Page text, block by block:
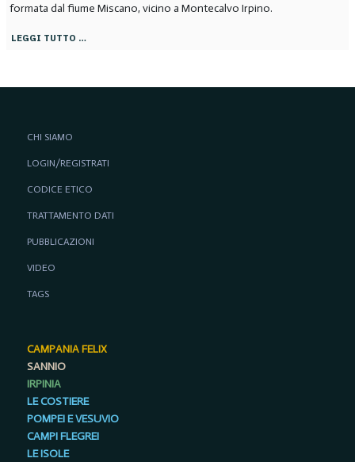
formata dal fiume Miscano, vicino a Montecalvo Irpino.
LEGGI TUTTO …
CHI SIAMO
LOGIN/REGISTRATI
CODICE ETICO
TRATTAMENTO DATI
PUBBLICAZIONI
VIDEO
TAGS
CAMPANIA FELIX
SANNIO
IRPINIA
LE COSTIERE
POMPEI E VESUVIO
CAMPI FLEGREI
LE ISOLE